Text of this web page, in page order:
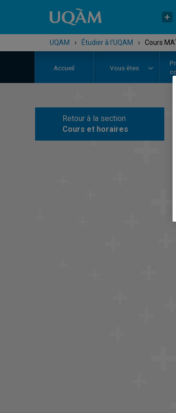
UQAM › Étudier à l'UQAM › Cours
Accueil Vous êtes
Retour à la section
Cours et horaires